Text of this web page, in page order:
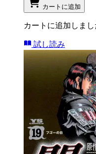
カートに追加
カートに追加しまし
試し読み